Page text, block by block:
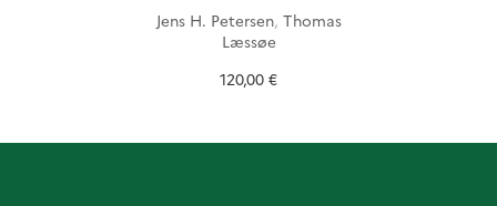
Jens H. Petersen, Thomas
Læssøe
120,00 €